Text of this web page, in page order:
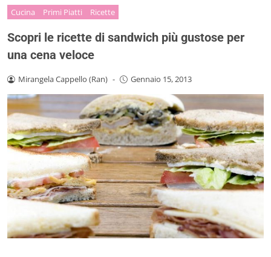
Cucina Primi Piatti Ricette
Scopri le ricette di sandwich più gustose per
una cena veloce
Mirangela Cappello (Ran) - Gennaio 15, 2013